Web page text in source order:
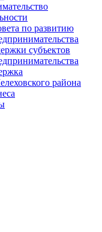
по развитию
субъектов
района